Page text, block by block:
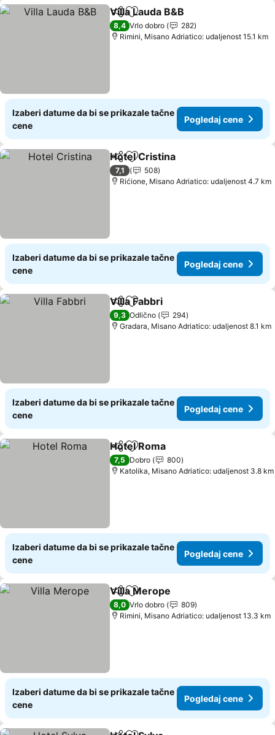
Deli Dodati u favorite
Villa Lauda B&B
8,4 Vrlo dobro
282
Rimini, Misano Adriatico: udaljenost 15.1 km
Izaberi datume da bi se prikazale tačne
cene
Pogledaj cene
Deli Dodati u favorite
Hotel Cristina
7,1
508
Rićione, Misano Adriatico: udaljenost 4.7 km
Izaberi datume da bi se prikazale tačne
cene
Pogledaj cene
Deli Dodati u favorite
Villa Fabbri
9,3 Odlično
294
Gradara, Misano Adriatico: udaljenost 8.1 km
Izaberi datume da bi se prikazale tačne
cene
Pogledaj cene
Deli Dodati u favorite
Hotel Roma
7,5 Dobro
800
Katolika, Misano Adriatico: udaljenost 3.8 km
Izaberi datume da bi se prikazale tačne
cene
Pogledaj cene
Deli Dodati u favorite
Villa Merope
8,0 Vrlo dobro
809
Rimini, Misano Adriatico: udaljenost 13.3 km
Izaberi datume da bi se prikazale tačne
cene
Pogledaj cene